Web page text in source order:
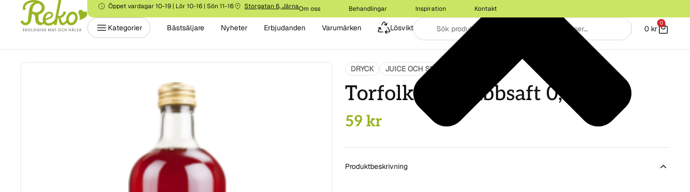
Öppet vardagar 10-19 | Lör 10-16 | Sön 11-16 Storgatan 6, JärnaOm oss Behandlingar Inspiration Kontakt
Kategorier Bästsäljare Nyheter Erbjudanden Varumärken Lösvikt 0 kr
0
DRYCK JUICE OCH SMOOTHIES
Torfolk Jordgubbsaft 0,5L
59kr
Produktbeskrivning